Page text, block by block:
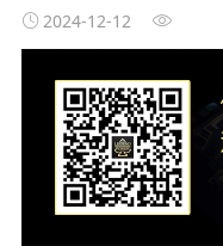
2024-12-12